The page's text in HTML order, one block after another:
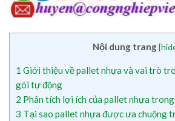
Nội dung trang [
1 Giới thiệu về pallet nhựa và vai trò
gói tự động
2 Phân tích lợi ích của pallet nhựa
3 Tại sao pallet nhựa được ưa chuộng